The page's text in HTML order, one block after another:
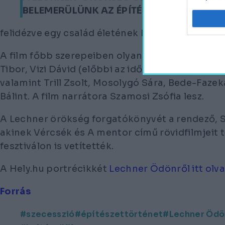
BELEMERÜLÜNK AZ ÉPÍTÉSZET ÉS
felidézve egy család életének különleges
A film főbb szerepeiben olyan színészek
Tibor, Vizi Dávid (előbbi az idős, utóbbi a fiatal
valamint Trill Zsolt, Mosolygó Sára, Bede-
Bálint. A film narrátora Szamosi Zsófia lesz.
A Lechner örökség forgatókönyvét a rendező,
akinekVércsék és A mentor című rövidfilmjeit
fesztiválon is vetítették.
A Hely.hu portrécikkét Lechner Ödönről itt
Forrás
szecesszió építészettörténet Lechner